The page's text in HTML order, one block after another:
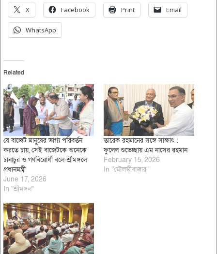
X Facebook Print Email
WhatsApp
Related
যে বাজেট মানুষের ভাগ্য পরিবর্তন
করতে চায়, সেই বাজেটকে অনেকে
চানাচুর ও গণবিরোধী বলে-শ্রীমঙ্গলে
প্রধানমন্ত্রী
June 17, 2026
In "শ্রীমঙ্গল"
তারেক রহমানের সঙ্গে সাক্ষাৎ :
ফুলেল শুভেচ্ছায় এম নাসের রহমান
February 15, 2026
In "মৌলভীবাজার"